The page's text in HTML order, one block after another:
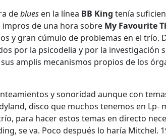
deblues en la línea BB King tenía
impros de una hora sobre My Favourite
y gran cúmulo de problemas en el trío.
por la psicodelia y por la investigación
amplis mecanismos propios de los
y sonoridad aunque con
disco que muchos tenemos en Lp-
para hacer estos temas en directo
se va. Poco después lo haría Mitchel.